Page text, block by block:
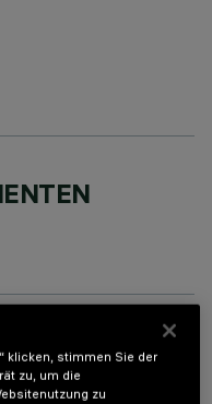
klicken, stimmen Sie der
zu, um die
zu